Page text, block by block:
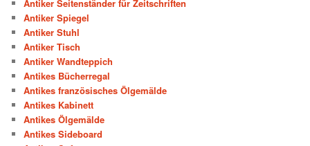
Antiker Seitenständer für Zeitschriften
Antiker Spiegel
Antiker Stuhl
Antiker Tisch
Antiker Wandteppich
Antikes Bücherregal
Antikes französisches Ölgemälde
Antikes Kabinett
Antikes Ölgemälde
Antikes Sideboard